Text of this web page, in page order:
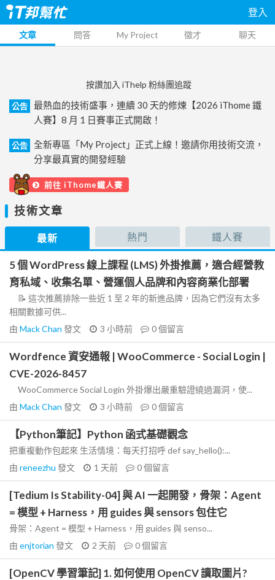
登入
文章 問答 My Project 徵才 聊天
按讚加入 iThelp 粉絲團追蹤
公告
最熱血的技術盛事，連續 30 天的修煉【2026 iThome 鐵
人賽】8 月 1 日賽事正式開啟！
公告
全新專區「My Project」正式上線！邀請你用技術交流，
分享最真實的開發經驗
前往 iThome鐵人賽
技術文章
最新 熱門 鐵人賽
5 個 WordPress 線上課程 (LMS) 外掛推薦，適合經營教
育私域、收集名單、營運個人品牌和內容商業化部署
📝 這次推薦排除一些近 1 至 2 年的新進品牌，因為它們沒有太多
相關數據可供...
由 Mack Chan 發文 3 小時前 0個留言
Wordfence 資安通報 | WooCommerce - Social Login |
CVE-2026-8457
WooCommerce Social Login 外掛爆出嚴重驗證繞過漏洞，使...
由 Mack Chan 發文 3 小時前 0個留言
【Python筆記】Python 函式基礎觀念
把重複動作包起來 生活情境：每天打招呼 def say_hello():...
由 reneezhu 發文 1 天前 0個留言
[Tedium Is Stability-04] 與 AI 一起開發，骨架：Agent
= 模型 + Harness，用 guides 與 sensors 包住它
骨架：Agent = 模型 + Harness，用 guides 與 senso...
由 enjtorian 發文 2 天前 0個留言
[OpenCV 學習筆記] 1. 如何使用 OpenCV 讀取圖片?